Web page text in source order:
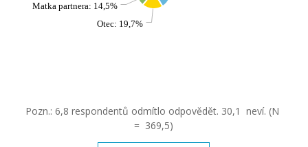
Otec: 19,7%
Matka partnera: 14,5%
Pozn.: 6,8 respondentů odmítlo odpovědět. 30,1 neví. (N
= 369,5)